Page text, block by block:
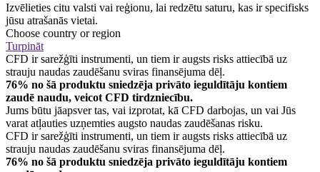
Izvēlieties citu valsti vai reģionu, lai redzētu saturu, kas ir specifisks
jūsu atrašanās vietai.
Choose country or region
Turpināt
CFD ir sarežģīti instrumenti, un tiem ir augsts risks attiecībā uz
strauju naudas zaudēšanu sviras finansējuma dēļ.
76% no šā produktu sniedzēja privāto ieguldītāju kontiem
zaudē naudu, veicot CFD tirdzniecību.
Jums būtu jāapsver tas, vai izprotat, kā CFD darbojas, un vai Jūs
varat atļauties uzņemties augsto naudas zaudēšanas risku.
CFD ir sarežģīti instrumenti, un tiem ir augsts risks attiecībā uz
strauju naudas zaudēšanu sviras finansējuma dēļ.
76% no šā produktu sniedzēja privāto ieguldītāju kontiem